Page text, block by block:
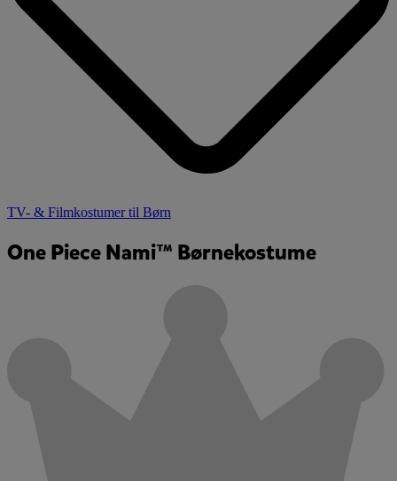
TV- & Filmkostumer til Børn
One Piece Nami™ Børnekostume